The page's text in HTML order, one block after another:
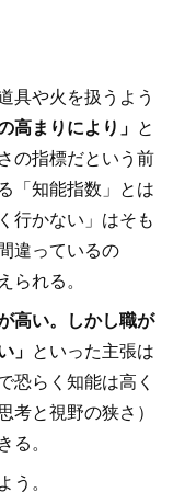
具や火を扱うよう
高まりにより」 と
の指標だという前
「知能指数」とは
行かない」はそも
違っているの
れる。
高い。しかし職が
」 といった主張は
恐らく知能は高く
と視野の狭さ）
。
。